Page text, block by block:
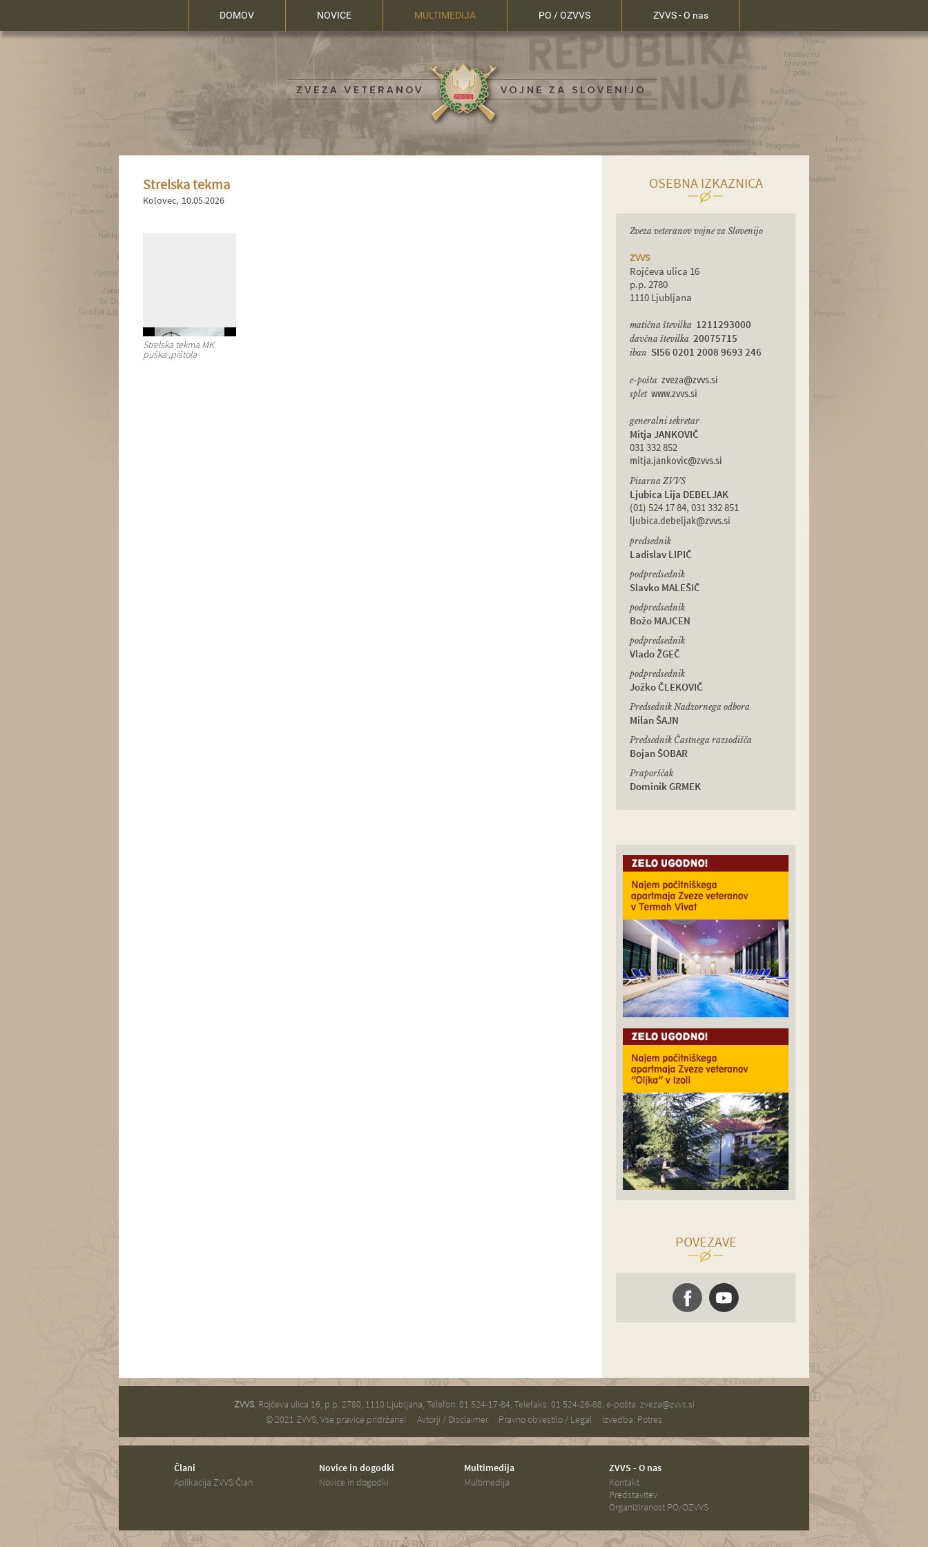
DOMOV NOVICE MULTIMEDIJA PO / OZVVS ZVVS - O nas
Strelska tekma
Kolovec 10.05.2026
Strelska tekma MK
puška ,pištola
OSEBNA IZKAZNICA
Zveza veteranov vojne za Slovenijo
ZVVS
Rojčeva ulica 16
p.p. 2780
1110 Ljubljana
matična številka 1211293000
davčna številka 20075715
iban SI56 0201 2008 9693 246
e-pošta zveza@zvvs.si
splet www.zvvs.si
generalni sekretar
Mitja JANKOVIČ
031 332 852
mitja.jankovic@zvvs.si
Pisarna ZVVS
Ljubica Lija DEBELJAK
(01) 524 17 84, 031 332 851
ljubica.debeljak@zvvs.si
predsednik
Ladislav LIPIČ
podpredsednik
Slavko MALEŠIČ
podpredsednik
Božo MAJCEN
podpredsednik
Vlado ŽGEČ
podpredsednik
Jožko ČLEKOVIČ
Predsednik Nadzornega odbora
Milan ŠAJN
Predsednik Častnega razsodišča
Bojan ŠOBAR
Praporščak
Dominik GRMEK
POVEZAVE
ZVVS, Rojčeva ulica 16, p.p. 2780, 1110 Ljubljana, Telefon: 01 524-17-84, Telefaks: 01 524-26-88, e-pošta: zveza@zvvs.si
© 2021 ZVVS, Vse pravice pridržane! Avtorji / Disclaimer Pravno obvestilo / Legal Izvedba: Potres
Člani
Aplikacija ZVVS Član
Novice in dogodki
Novice in dogodki
Multimedija
Multimedija
ZVVS - O nas
Kontakt
Predstavitev
Organiziranost PO/OZVVS